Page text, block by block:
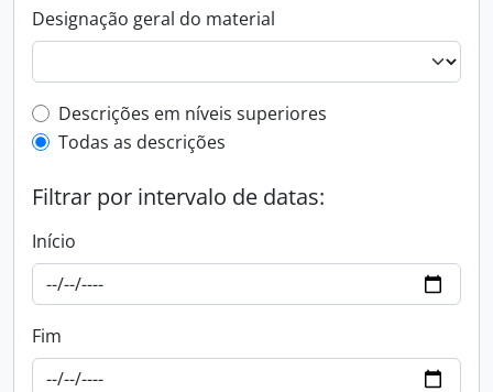
Designação geral do material
Filtro de descrição de nível superior
Descrições em níveis superiores
Todas as descrições
Filtrar por intervalo de datas:
Início
Fim